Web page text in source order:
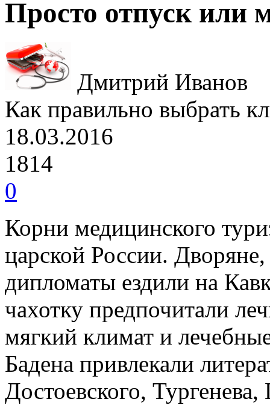
Просто отпуск или
Дмитрий Иванов
Как правильно выбрать
18.03.2016
1814
0
Корни медицинского
царской России.
дипломаты ездили на
чахотку предпочитали
мягкий климат и
Бадена привлекали
Достоевского,